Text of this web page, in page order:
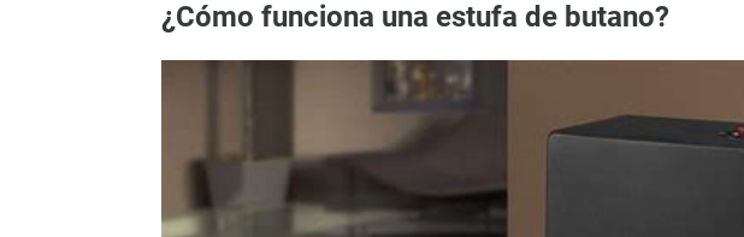
¿Cómo funciona una estufa de butano?